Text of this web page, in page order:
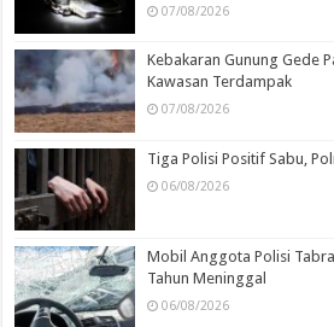
07/08/2026
Kebakaran Gunung Gede
Kawasan Terdampak
07/08/2026
Tiga Polisi Positif Sabu,
06/08/2026
Mobil Anggota Polisi
Tahun Meninggal
06/08/2026